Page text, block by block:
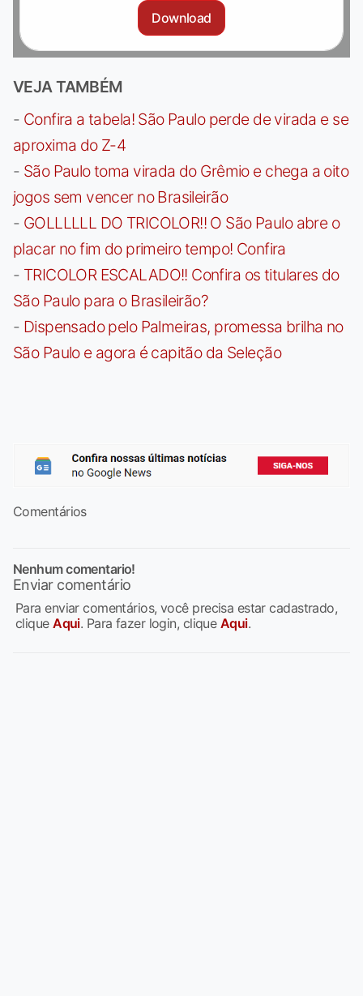
Download
VEJA TAMBÉM
- Confira a tabela! São Paulo perde de virada e se
aproxima do Z-4
- São Paulo toma virada do Grêmio e chega a oito
jogos sem vencer no Brasileirão
- GOLLLLLL DO TRICOLOR!! O São Paulo abre o
placar no fim do primeiro tempo! Confira
- TRICOLOR ESCALADO!! Confira os titulares do
São Paulo para o Brasileirão?
- Dispensado pelo Palmeiras, promessa brilha no
São Paulo e agora é capitão da Seleção
Comentários
Nenhum comentario!
Enviar comentário
Para enviar comentários, você precisa estar cadastrado,
cliqueAqui. Para fazer login, clique Aqui.